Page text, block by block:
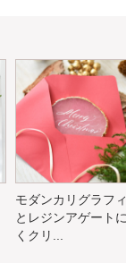
モダンカリグラフ
とレジンアゲート
くクリ...